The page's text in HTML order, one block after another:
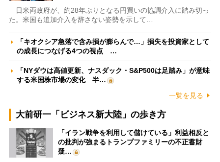
日米両政府が、約28年ぶりとなる円買いの協調介入に踏み切っ
た。米国も追加介入を辞さない姿勢を示して…
「キオクシア急落で含み損が膨らんで…」損失を投資家として
の成長につなげる4つの視点 …
「NYダウは高値更新、ナスダック・S&P500は足踏み」が意味
する米国株市場の変化 半…
一覧を見る
大前研一「ビジネス新大陸」の歩き方
「イラン戦争を利用して儲けている」利益相反と
の批判が強まるトランプファミリーの不正蓄財
疑…